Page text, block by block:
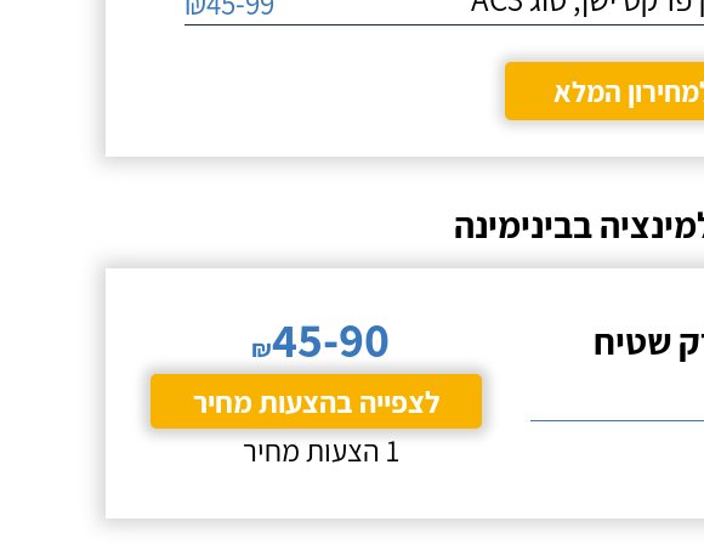
המלא
בבינימינה
שטיח ₪45-90
לצפייה בהצעות מחיר
1 הצעות מחיר